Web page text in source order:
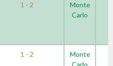
1 - 2
Monte
Carlo
1 - 2
Monte
Carlo